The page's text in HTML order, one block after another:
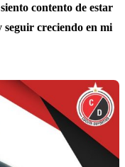
contento de estar
creciendo en mi